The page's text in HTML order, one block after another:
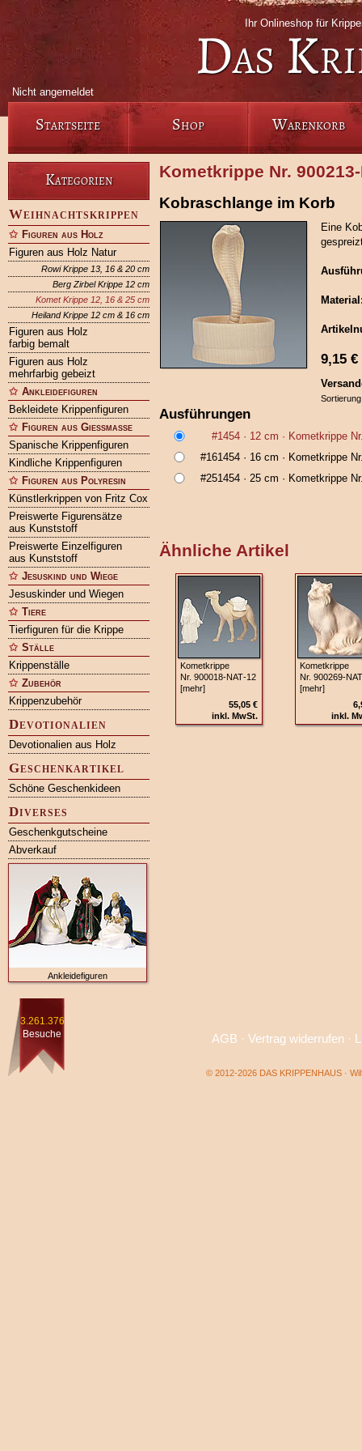
Ihr Onlineshop für
Das
Nicht angemeldet
Startseite Shop Warenkorb
Kategorien
Weihnachtskrippen
Figuren aus Holz
Figuren aus Holz Natur
Rowi Krippe 13, 16 & 20 cm
Berg Zirbel Krippe 12 cm
Komet Krippe 12, 16 & 25 cm
Heiland Krippe 12 cm & 16 cm
Figuren aus Holz
farbig bemalt
Figuren aus Holz
mehrfarbig gebeizt
Ankleidefiguren
Bekleidete Krippenfiguren
Figuren aus Gießmasse
Spanische Krippenfiguren
Kindliche Krippenfiguren
Figuren aus Polyresin
Künstlerkrippen von Fritz Cox
Preiswerte Figurensätze
aus Kunststoff
Preiswerte Einzelfiguren
aus Kunststoff
Jesuskind und Wiege
Jesuskinder und Wiegen
Tiere
Tierfiguren für die Krippe
Ställe
Krippenställe
Zubehör
Krippenzubehör
Devotionalien
Devotionalien aus Holz
Geschenkartikel
Schöne Geschenkideen
Diverses
Geschenkgutscheine
Abverkauf
Ankleidefiguren
Kometkrippe Nr.
Kobraschlange im Korb
Eine
9,15 €
Ausführungen
#1454 · 12 cm · Kometkrippe
#161454 · 16 cm · Kometkrippe
#251454 · 25 cm · Kometkrippe
Ähnliche Artikel
Kometkrippe
Nr. 900018‑NAT‑12
[mehr]
55,05 €
inkl. MwSt.
Kometkrippe
Nr.
[mehr]
inkl.
3.261.376
Besuche
AGB · Vertrag widerrufen·
© 2012-2026 DAS KRIPPENHAUS ·